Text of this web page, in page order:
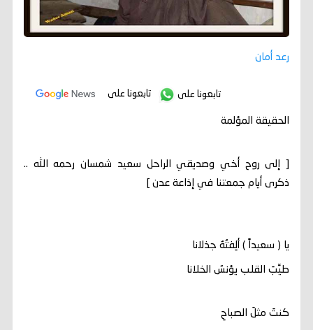
رعد أمان
تابعونا على تابعونا على
الحقيقة المؤلمة
[ إلى روح أخي وصديقي الراحل سعيد شمسان رحمه الله ..
ذكرى أيام جمعتنا في إذاعة عدن ]
يا ( سعيداً ) ألِفتُهُ جذلانا
طيِّبَ القلب يؤنسُ الخلانا
كنتَ مثلَ الصباحِ